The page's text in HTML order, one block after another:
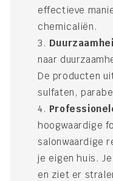
effectieve
chemicaliën.
naar
De producten
sulfaten,
hoogwaardige
salonwaardige
je eigen huis.
en ziet er